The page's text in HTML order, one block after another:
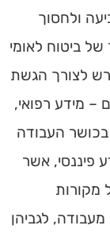
ולחסוך
ביטוח לאומי
לצורך הגשת
– מידע רפואי,
העבודה
פיננסי, אשר
מקורות
לגביהן